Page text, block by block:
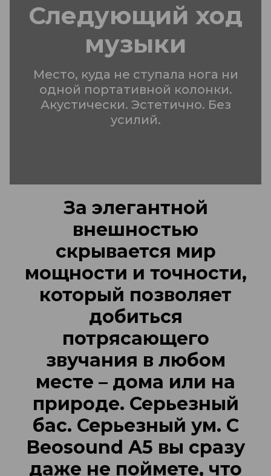
Следующий ход
музыки
Место, куда не ступала нога ни
одной портативной колонки.
Акустически. Эстетично. Без
усилий.
За элегантной
внешностью
скрывается мир
мощности и точности,
который позволяет
добиться
потрясающего
звучания в любом
месте – дома или на
природе. Серьезный
бас. Серьезный ум. С
Beosound A5 вы сразу
даже не поймете, что